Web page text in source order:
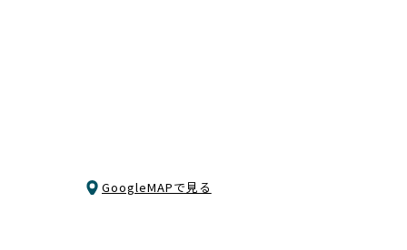
GoogleMAPで見る